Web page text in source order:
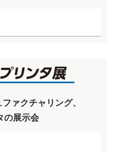
ァクチャリング、
の展示会